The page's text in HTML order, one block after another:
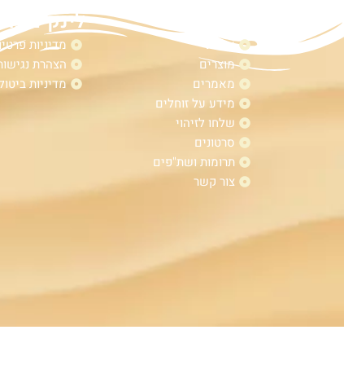
אודות
מוצרים
מאמרים
מידע על זוחלים
שלחו לזיהוי
סרטונים
תרומות ושת"פים
צור קשר
לינקים
מדיניות
הצהרת
מדיניות